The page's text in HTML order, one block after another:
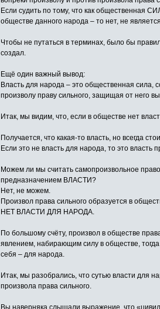
Если судить по тому, что как общественная
обществе данного народа – то нет, не
Чтобы не путаться в терминах, было бы
создал.
Ещё один важный вывод:
Власть для народа – это общественная сила,
произволу праву сильного, защищая от него
Итак, мы видим, что, если в обществе нет
Получается, что какая-то власть, но всегда
Если это не власть для народа, то это власть
Можем ли мы считать самопроизвольное
предназначением ВЛАСТИ?
Нет, не можем.
Произвол права сильного образуется в
НЕТ ВЛАСТИ ДЛЯ НАРОДА.
По большому счёту, произвол в обществе
явлением, набирающим силу в обществе,
себя – для народа.
Итак, мы разобрались, что сутью власти для
произвола права сильного.
Вы наверняка слышали выражение, что